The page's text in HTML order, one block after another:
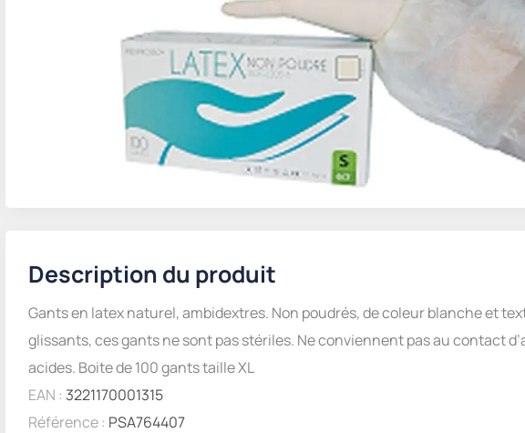
Description du produit
Gants en latex naturel, ambidextres. Non poudrés, de coleur blanche et
glissants, ces gants ne sont pas stériles. Ne conviennent pas au contact
acides. Boite de 100 gants taille XL
EAN : 3221170001315
Référence : PSA764407